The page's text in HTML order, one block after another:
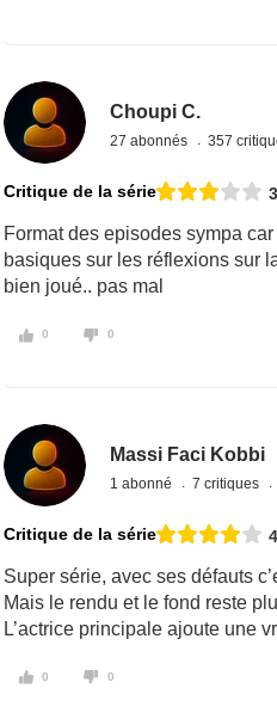
Choupi C.
27 abonnés 357
Critique de la série
Format des episodes sympa
basiques sur les réflexions sur
bien joué.. pas mal
0 0
Massi Faci Kobbi
1 abonné 7 critiques
Critique de la série
Super série, avec ses défauts
Mais le rendu et le fond reste
L’actrice principale ajoute une
0 0